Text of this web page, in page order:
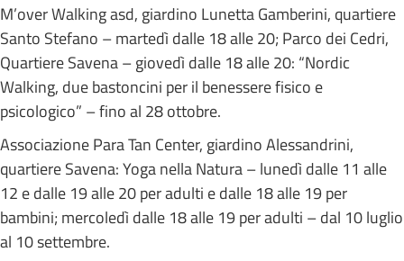
M’over Walking asd, giardino Lunetta Gamberini, quartiere
Santo Stefano – martedì dalle 18 alle 20; Parco dei Cedri,
Quartiere Savena – giovedì dalle 18 alle 20: “Nordic
Walking, due bastoncini per il benessere fisico e
psicologico” – fino al 28 ottobre.
Associazione Para Tan Center, giardino Alessandrini,
quartiere Savena: Yoga nella Natura – lunedì dalle 11 alle
12 e dalle 19 alle 20 per adulti e dalle 18 alle 19 per
bambini; mercoledì dalle 18 alle 19 per adulti – dal 10 luglio
al 10 settembre.